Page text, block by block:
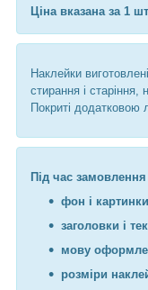
Ціна вказана за 1
Наклейки
стирання і старіння,
Покриті додатковою
Під час
фон і
заголовки і
мову
розміри